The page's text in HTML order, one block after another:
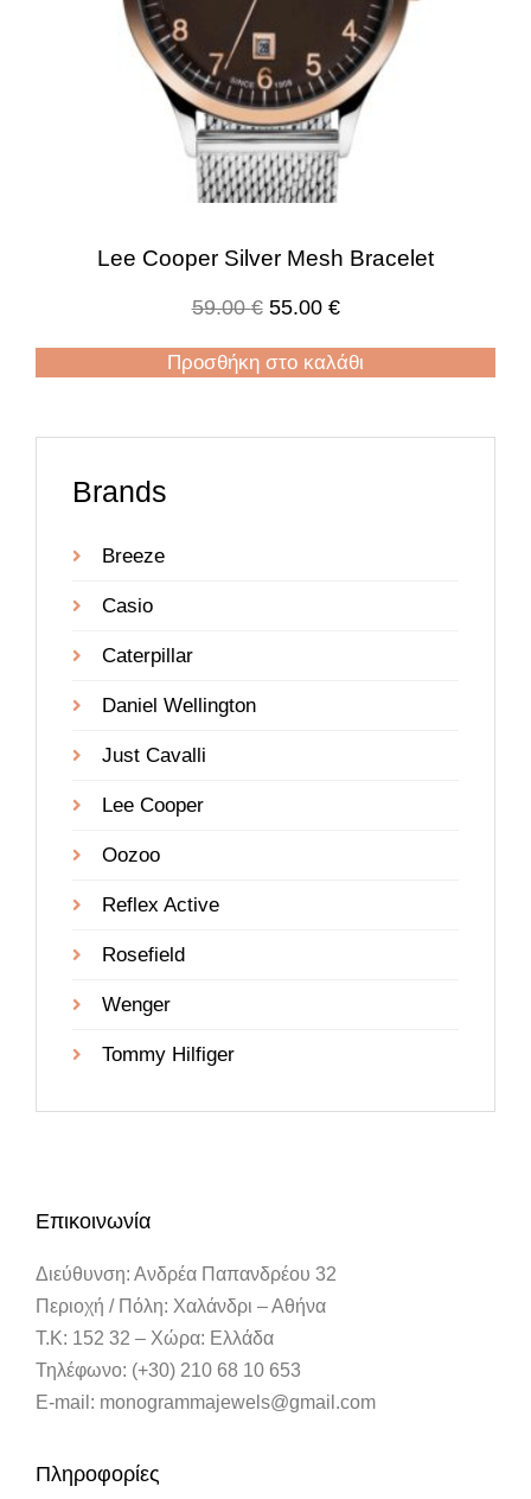
Lee Cooper Silver Mesh Bracelet
59.00€ 55.00 €
Προσθήκη στο καλάθι
Brands
Breeze
Casio
Caterpillar
Daniel Wellington
Just Cavalli
Lee Cooper
Oozoo
Reflex Active
Rosefield
Wenger
Tommy Hilfiger
Επικοινωνία
Διεύθυνση: Ανδρέα Παπανδρέου 32
Περιοχή / Πόλη: Χαλάνδρι – Αθήνα
Τ.Κ: 152 32 – Χώρα: Ελλάδα
Τηλέφωνο: (+30) 210 68 10 653
E-mail: monogrammajewels@gmail.com
Πληροφορίες